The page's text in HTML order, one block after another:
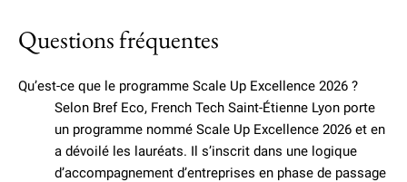
Questions fréquentes
Qu’est-ce que le programme Scale Up Excellence 2026 ?
Selon Bref Eco, French Tech Saint-Étienne Lyon porte
un programme nommé Scale Up Excellence 2026 et en
a dévoilé les lauréats. Il s’inscrit dans une logique
d’accompagnement d’entreprises en phase de passage